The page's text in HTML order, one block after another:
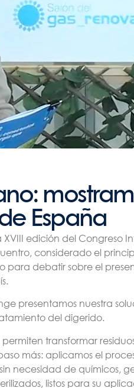
España
edición del Congreso
considerado el
para debatir sobre el
presentamos nuestra
del digerido.
transformar
más: aplicamos el
necesidad de químicos,
listos para su